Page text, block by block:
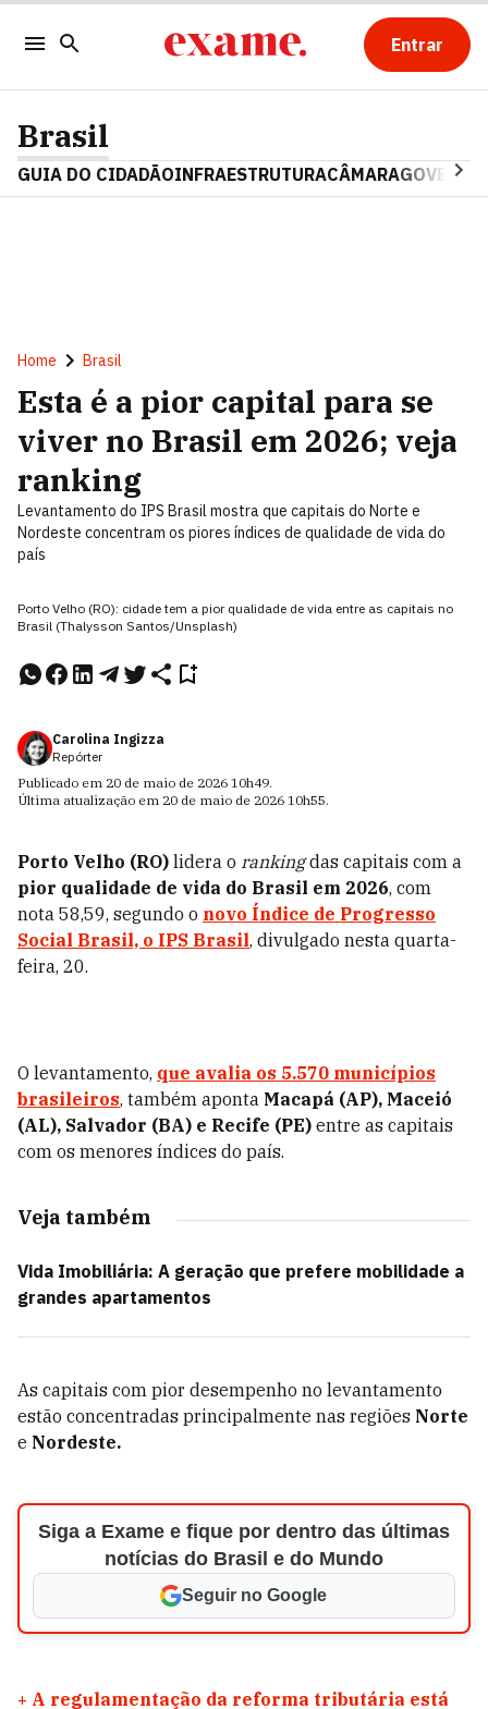
Entrar
Brasil
GUIA DO CIDADÃOINFRAESTRUTURACÂMARAGOVERNO
Home Brasil
Esta é a pior capital para se
viver no Brasil em 2026; veja
ranking
Levantamento do IPS Brasil mostra que capitais do Norte e
Nordeste concentram os piores índices de qualidade de vida do
país
Porto Velho (RO): cidade tem a pior qualidade de vida entre as capitais no
Brasil (Thalysson Santos/Unsplash)
Carolina Ingizza
Repórter
Publicado em 20 de maio de 2026 10h49.
Última atualização em 20 de maio de 2026 10h55.
Porto Velho (RO) lidera o rankingdas capitais com a
pior qualidade de vida do Brasil em 2026, com
nota 58,59, segundo o novo Índice de Progresso
Social Brasil, o IPS Brasil, divulgado nesta quarta-
feira, 20.
O levantamento, que avalia os 5.570 municípios
brasileiros, também aponta Macapá (AP), Maceió
(AL), Salvador (BA) e Recife (PE) entre as capitais
com os menores índices do país.
Veja também
Vida Imobiliária: A geração que prefere mobilidade a
grandes apartamentos
As capitais com pior desempenho no levantamento
estão concentradas principalmente nas regiões Norte
e Nordeste.
Siga a Exame e fique por dentro das últimas
notícias do Brasil e do Mundo
Seguir no Google
+ A regulamentação da reforma tributária está